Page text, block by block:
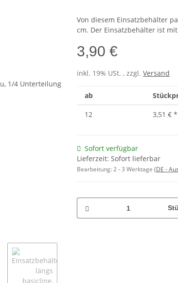
Von diesem Einsatzbehälter
cm. Der Einsatzbehälter ist
3,90 €
inkl. 19% USt. , zzgl. Versand
ab
12 3,51 € *
Sofort verfügbar
Lieferzeit: Sofort lieferbar
Bearbeitung:2 - 3 Werktage (DE -